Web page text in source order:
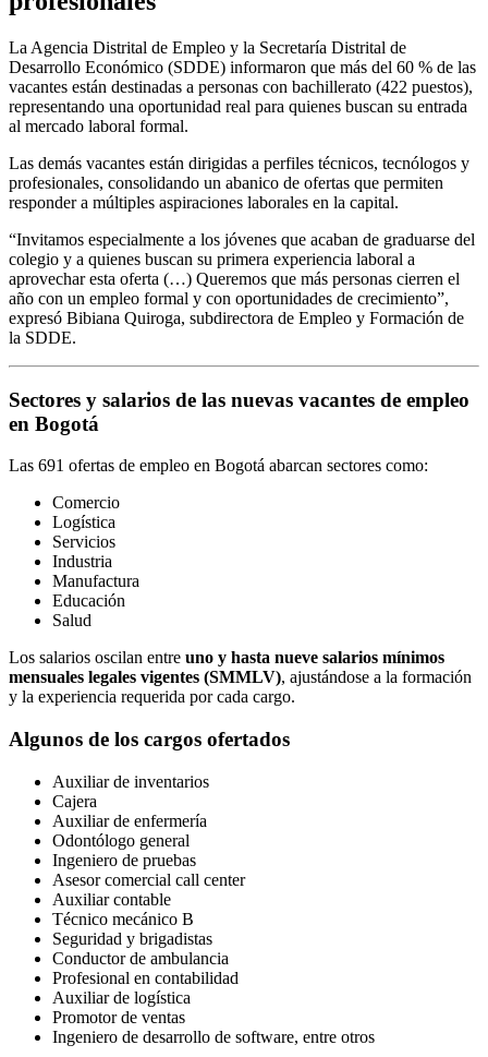
La Agencia Distrital de Empleo y la Secretaría Distrital de
Desarrollo Económico (SDDE) informaron que más del 60 % de las
vacantes están destinadas a personas con bachillerato (422 puestos),
representando una oportunidad real para quienes buscan su entrada
al mercado laboral formal.
Las demás vacantes están dirigidas a perfiles técnicos, tecnólogos y
profesionales, consolidando un abanico de ofertas que permiten
responder a múltiples aspiraciones laborales en la capital.
“Invitamos especialmente a los jóvenes que acaban de graduarse del
colegio y a quienes buscan su primera experiencia laboral a
aprovechar esta oferta (…) Queremos que más personas cierren el
año con un empleo formal y con oportunidades de crecimiento”,
expresó Bibiana Quiroga, subdirectora de Empleo y Formación de
la SDDE.
Sectores y salarios de las nuevas vacantes de empleo
en Bogotá
Las 691 ofertas de empleo en Bogotá abarcan sectores como:
Comercio
Logística
Servicios
Industria
Manufactura
Educación
Salud
Los salarios oscilan entre uno y hasta nueve salarios mínimos
mensuales legales vigentes (SMMLV), ajustándose a la formación
y la experiencia requerida por cada cargo.
Algunos de los cargos ofertados
Auxiliar de inventarios
Cajera
Auxiliar de enfermería
Odontólogo general
Ingeniero de pruebas
Asesor comercial call center
Auxiliar contable
Técnico mecánico B
Seguridad y brigadistas
Conductor de ambulancia
Profesional en contabilidad
Auxiliar de logística
Promotor de ventas
Ingeniero de desarrollo de software, entre otros